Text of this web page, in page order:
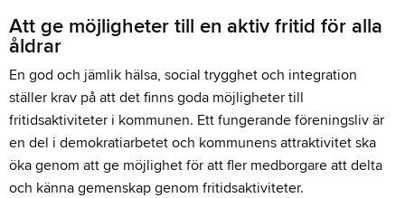
Att ge möjligheter till en aktiv fritid för alla
åldrar
En god och jämlik hälsa, social trygghet och integration
ställer krav på att det finns goda möjligheter till
fritidsaktiviteter i kommunen. Ett fungerande föreningsliv är
en del i demokratiarbetet och kommunens attraktivitet ska
öka genom att ge möjlighet för att fler medborgare att delta
och känna gemenskap genom fritidsaktiviteter.